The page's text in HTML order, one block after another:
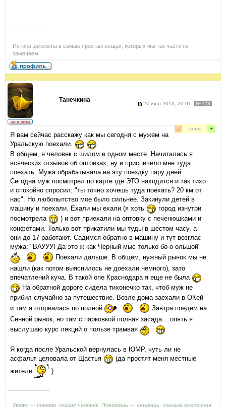
Истина заложена в самых простых вещах, которых мы так часто не
замечаем.
Танечкина
27 июл 2013, 20:01 №228
- голос +
Я вам сейчас расскажу как мы сегодня с мужем на
Уральскую поехали.
В общем, я человек с шилом в одном месте. Начиталась я
всяческих отзывов об оптовках, ну и приспичило мне туда
поехать. Мужа обрабатывала на эту поездку пару дней.
Сегодня муж посмотрел по карте где ЭТО находится и так тихо
и спокойно спросил: "ты точно хочешь туда поехать? 20 км от
нас". Но любопытство мое было сильнее. Закинули детей в
машину и поехали. Ехали мы ехали (я хоть
город изнутри
посмотрела
) и вот приехали на оптовку с печенюшками и
конфетами. Только вот прикатили мы туды в шестом часу, а
они до 17 работают. Садимся обратно в машину и тут возглас
мужа: "ВАУУУ! Да это ж как Черный мыс только бо-о-ольшой"
Поехали дальше. В общем, нужный рынок мы не
нашли (как потом выяснилось не доехали немного), зато
впечатлений куча. В такой опе Краснодара я еще не была
На обратной дороге сидела тихонечко так, чтоб муж не
прибил случайно за путешествие. Возле дома заехали в ОКей
и там я оторвалась по полной
Завтра поедем на
Сенной рынок, но там с парковкой полная засада....опять я
выслушаю курс лекций о пользе трамвая
Я когда после Уральской вернулась в ЮМР, чуть ли не
асфальт целовала от Щастья
(да простят меня местные
жители
)
Увижу — поверю, сказал человек. Поверишь — увидишь, сказала вселенная.